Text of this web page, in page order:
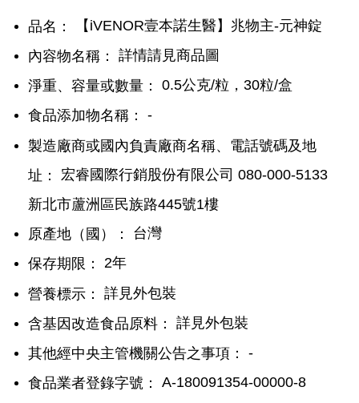
品名：
【iVENOR壹本諾生醫】兆物主-元神錠
內容物名稱：
詳情請見商品圖
淨重、容量或數量：
0.5公克/粒，30粒/盒
食品添加物名稱：
-
製造廠商或國內負責廠商名稱、電話號碼及地
址：
宏睿國際行銷股份有限公司 080-000-5133
新北市蘆洲區民族路445號1樓
原產地（國）：
台灣
保存期限：
2年
營養標示：
詳見外包裝
含基因改造食品原料：
詳見外包裝
其他經中央主管機關公告之事項：
-
食品業者登錄字號：
A-180091354-00000-8